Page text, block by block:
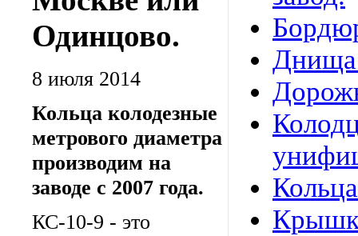
Одинцово.
8 июля 2014
Кольца колодезные
метрового диаметра
производим на
заводе с 2007 года.
КС-10-9 - это